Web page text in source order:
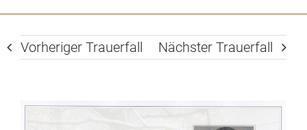
Vorheriger Trauerfall Nächster Trauerfall